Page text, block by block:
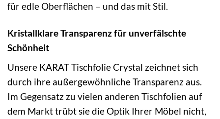
für edle Oberflächen – und das mit Stil.
Kristallklare Transparenz für unverfälschte
Schönheit
Unsere KARAT Tischfolie Crystal zeichnet sich
durch ihre außergewöhnliche Transparenz aus.
Im Gegensatz zu vielen anderen Tischfolien auf
dem Markt trübt sie die Optik Ihrer Möbel nicht,